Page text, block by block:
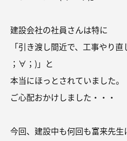
建設会社の社員さんは特に
「引き渡し間近で、工事やり
；∀；)」と
本当にほっとされていました。
ご心配おかけしました・・・
今回、建設中も何回も富来先